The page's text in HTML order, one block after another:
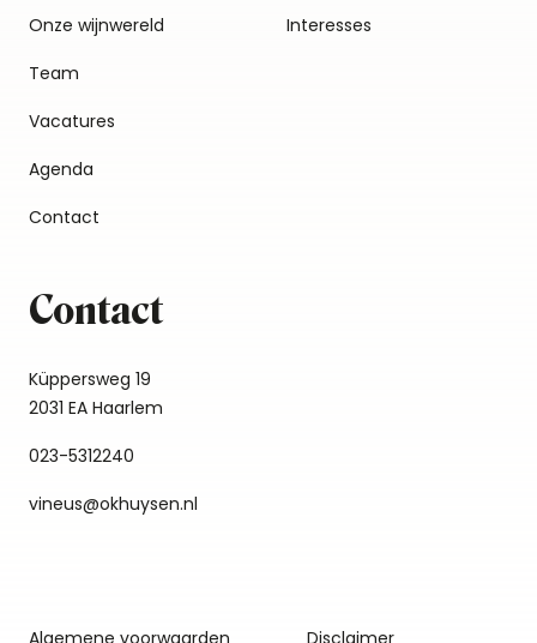
Onze wijnwereld
Team
Vacatures
Agenda
Contact
Interesses
Contact
Küppersweg 19
2031 EA Haarlem
023-5312240
vineus@okhuysen.nl
Algemene voorwaarden Disclaimer